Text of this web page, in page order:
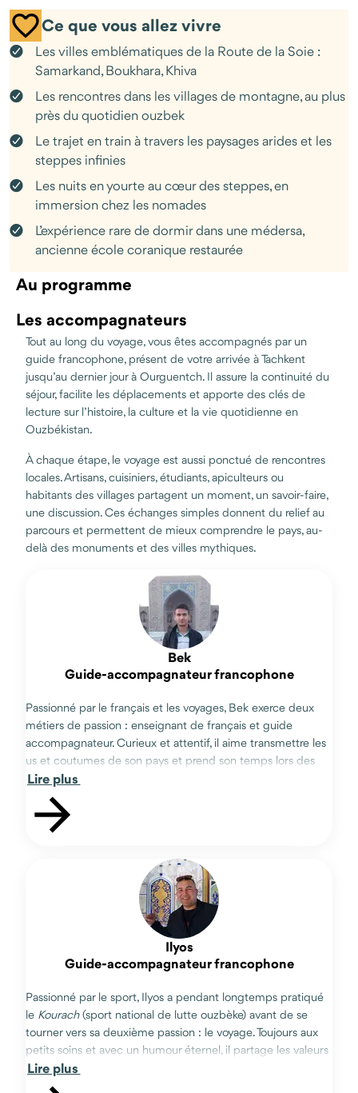
juste de vraies rencontres.
Sur la route, on traverse des steppes, des petits villages, des
plantations de mûriers. Le soir, parfois sous un ciel dégagé, tout
se calme et on entend seulement les bruits du campement ou
du vent dans les arbres. Le rythme reste tranquille, avec du
temps pour regarder, poser des questions, comprendre ce pays
à travers ceux qui y vivent.
Un voyage qui mêle incontournables et moments de vie pour
découvrir l’Ouzbékistan autrement.
Ce que vous allez vivre
Les villes emblématiques de la Route de la Soie :
Samarkand, Boukhara, Khiva
Les rencontres dans les villages de montagne, au plus
près du quotidien ouzbek
Le trajet en train à travers les paysages arides et les
steppes infinies
Les nuits en yourte au cœur des steppes, en
immersion chez les nomades
L’expérience rare de dormir dans une médersa,
ancienne école coranique restaurée
Au programme
Les accompagnateurs
Tout au long du voyage, vous êtes accompagnés par un
guide francophone, présent de votre arrivée à Tachkent
jusqu’au dernier jour à Ourguentch. Il assure la continuité du
séjour, facilite les déplacements et apporte des clés de
lecture sur l’histoire, la culture et la vie quotidienne en
Ouzbékistan.
À chaque étape, le voyage est aussi ponctué de rencontres
locales. Artisans, cuisiniers, étudiants, apiculteurs ou
habitants des villages partagent un moment, un savoir-faire,
une discussion. Ces échanges simples donnent du relief au
parcours et permettent de mieux comprendre le pays, au-
delà des monuments et des villes mythiques.
Bek
Guide-accompagnateur francophone
Passionné par le français et les voyages, Bek exerce deux
métiers de passion : enseignant de français et guide
accompagnateur. Curieux et attentif, il aime transmettre les
us et coutumes de son pays et prend son temps lors des
échanges avec les Ouzbeks pour réduire les barrières de la
langue et rendre ces moments de partages magiques !
Ilyos
Guide-accompagnateur francophone
Passionné par le sport, Ilyos a pendant longtemps pratiqué
le Kourach(sport national de lutte ouzbèke) avant de se
tourner vers sa deuxième passion : le voyage. Toujours aux
petits soins et avec un humour éternel, il partage les valeurs
et traditions de son pays avec passion et ne rate jamais une
occasion de raconter des histoires du peuple ouzbek !